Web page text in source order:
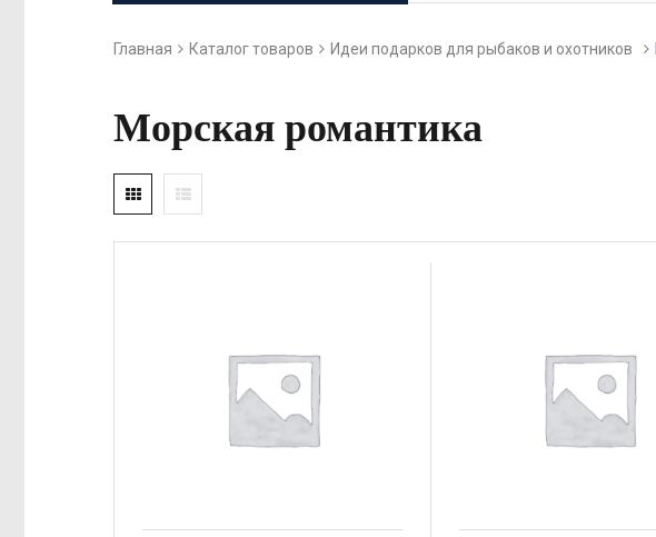
Главная Каталог товаров Идеи подарков для рыбаков и охотников
Морская романтика